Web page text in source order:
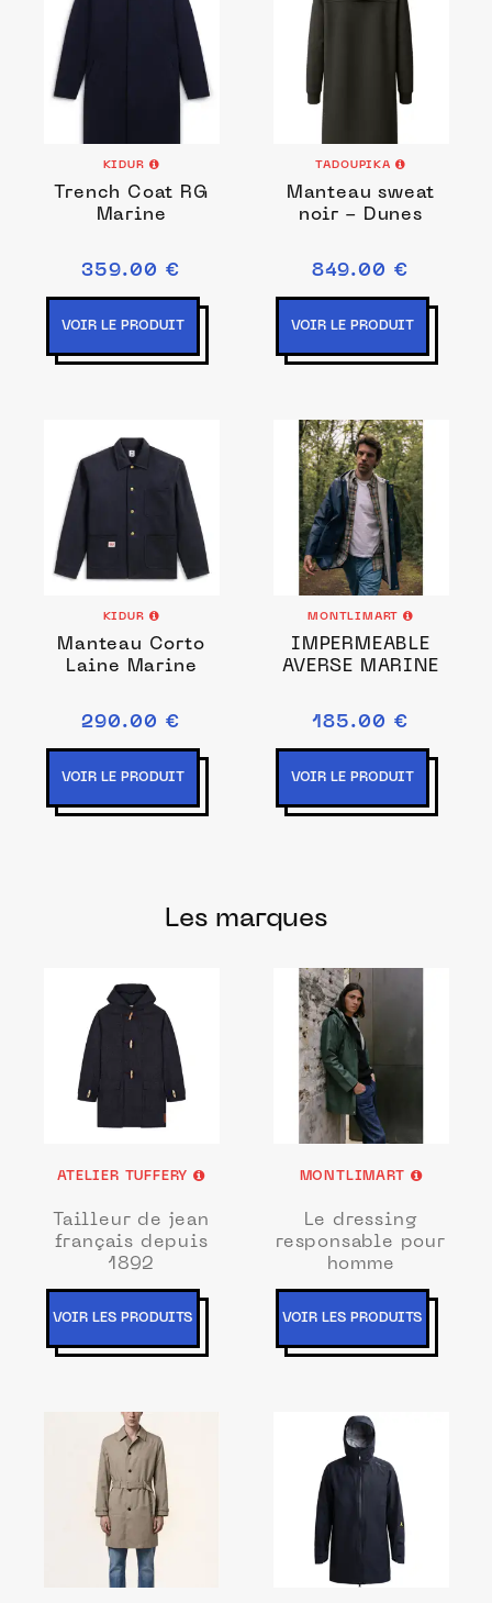
KIDUR
Trench Coat RG
Marine
359.00 €
VOIR LE PRODUIT
TADOUPIKA
Manteau sweat
noir - Dunes
849.00 €
VOIR LE PRODUIT
KIDUR
Manteau Corto
Laine Marine
290.00 €
VOIR LE PRODUIT
MONTLIMART
IMPERMEABLE
AVERSE MARINE
185.00 €
VOIR LE PRODUIT
Les marques
ATELIER TUFFERY
Tailleur de jean
français depuis
1892
VOIR LES PRODUITS
MONTLIMART
Le dressing
responsable pour
homme
VOIR LES PRODUITS